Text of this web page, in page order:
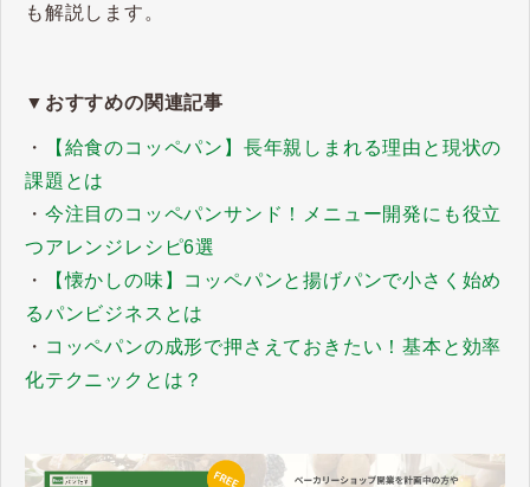
も解説します。
▼おすすめの関連記事
・
【給食のコッペパン】長年親しまれる理由と現状の
課題とは
・ 今注目のコッペパンサンド！メニュー開発にも役立
つアレンジレシピ6選
・
【懐かしの味】コッペパンと揚げパンで小さく始め
るパンビジネスとは
・ コッペパンの成形で押さえておきたい！基本と効率
化テクニックとは？